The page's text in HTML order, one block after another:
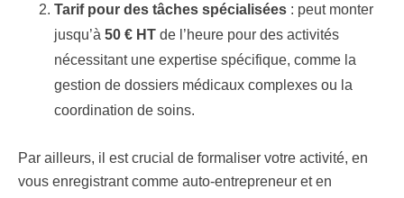
Tarif pour des tâches spécialisées : peut monter
jusqu’à 50 € HT de l’heure pour des activités
nécessitant une expertise spécifique, comme la
gestion de dossiers médicaux complexes ou la
coordination de soins.
Par ailleurs, il est crucial de formaliser votre activité, en
vous enregistrant comme auto-entrepreneur et en